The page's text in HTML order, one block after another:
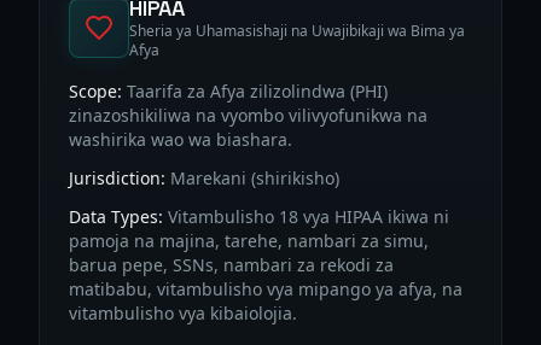
HIPAA
Sheria ya Uhamasishaji na Uwajibikaji wa Bima ya
Afya
Scope: Taarifa za Afya zilizolindwa (PHI)
zinazoshikiliwa na vyombo vilivyofunikwa na
washirika wao wa biashara.
Jurisdiction: Marekani (shirikisho)
Data Types: Vitambulisho 18 vya HIPAA ikiwa ni
pamoja na majina, tarehe, nambari za simu,
barua pepe, SSNs, nambari za rekodi za
matibabu, vitambulisho vya mipango ya afya, na
vitambulisho vya kibaiolojia.